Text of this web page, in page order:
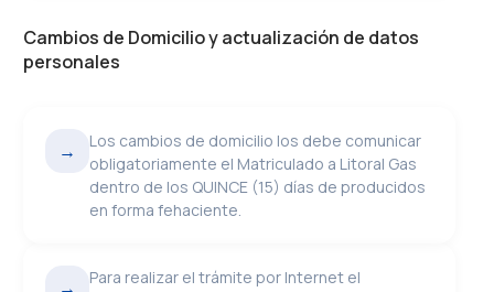
Cambios de Domicilio y actualización de datos
personales
→
Los cambios de domicilio los debe comunicar
obligatoriamente el Matriculado a Litoral Gas
dentro de los QUINCE (15) días de producidos
en forma fehaciente.
Para realizar el trámite por Internet el